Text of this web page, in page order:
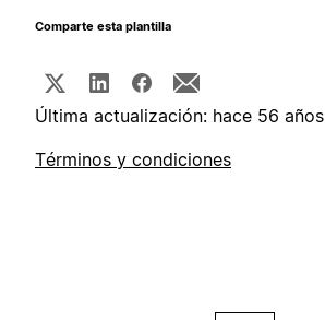
Comparte esta plantilla
Última actualización: hace 56 años
Términos y condiciones